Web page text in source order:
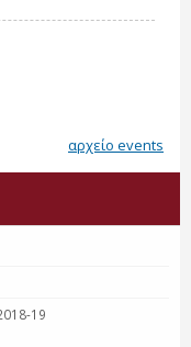
αρχείο events
19